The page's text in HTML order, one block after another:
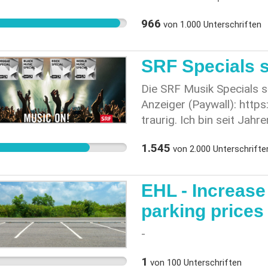
wenige Familien
Quartierleben und die
écologiques auxquels
extérieures. Comme
vecteur social
société ? NOUS
BESOIN DE VOTRE AIDE
966 von 1.000 Unterschriften
SRF Specials
Die SRF Musik Specials
Anzeiger (Paywall):
traurig. Ich bin seit
und Live-Sessions am
im Studio und stellen
SRF nun gerade jene
und gute Musik
1.545 von 2.000
EHL -
parking prices
-
1 von 100 Unterschriften